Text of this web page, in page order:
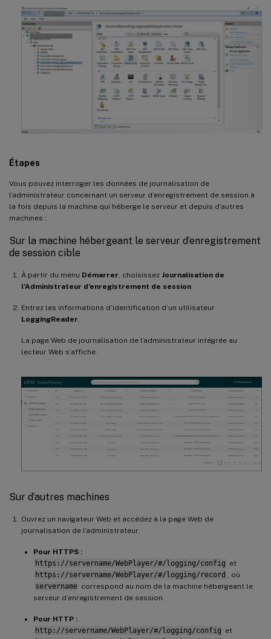
Étapes
Vous pouvez interroger les données de journalisation de
l’administrateur concernant un serveur d’enregistrement de session à
la fois depuis la machine qui héberge le serveur et depuis d’autres
machines :
Sur la machine hébergeant le serveur d’enregistrement
de session cible
À partir du menu Démarrer, choisissez Journalisation de
l’Administrateur d’enregistrement de session.
Entrez les informations d’identification d’un utilisateur
LoggingReader.
La page Web de journalisation de l’administrateur intégrée au
lecteur Web s’affiche.
Sur d’autres machines
Ouvrez un navigateur Web et accédez à la page Web de
journalisation de l’administrateur.
Pour HTTPS :
https://servername/WebPlayer/#/logging/config et
https://servername/WebPlayer/#/logging/record , où
servername correspond au nom de la machine hébergeant le
serveur d’enregistrement de session.
Pour HTTP :
http://servername/WebPlayer/#/logging/config et